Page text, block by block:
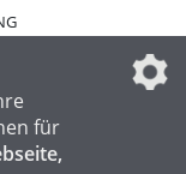
IMPRESSUM
für